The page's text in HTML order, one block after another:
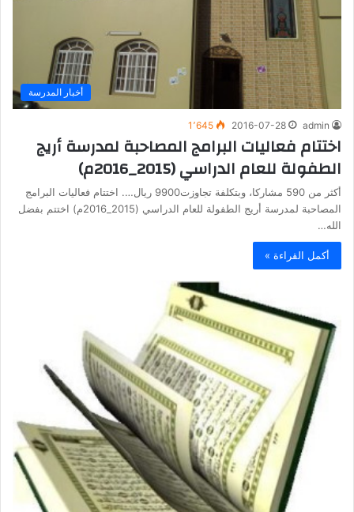
أخبار المدرسة
admin
2016-07-28 1٬645
اختتام فعاليات البرامج المصاحبة لمدرسة أريج
الطفولة للعام الدراسي (2015_2016م)
أكثر من 590 مشاركا، وبتكلفة تجاوزت9900 ريال…. اختتام فعاليات البرامج
المصاحبة لمدرسة أريج الطفولة للعام الدراسي (2015_2016م) اختتم بفضل
الله…
أكمل القراءة »